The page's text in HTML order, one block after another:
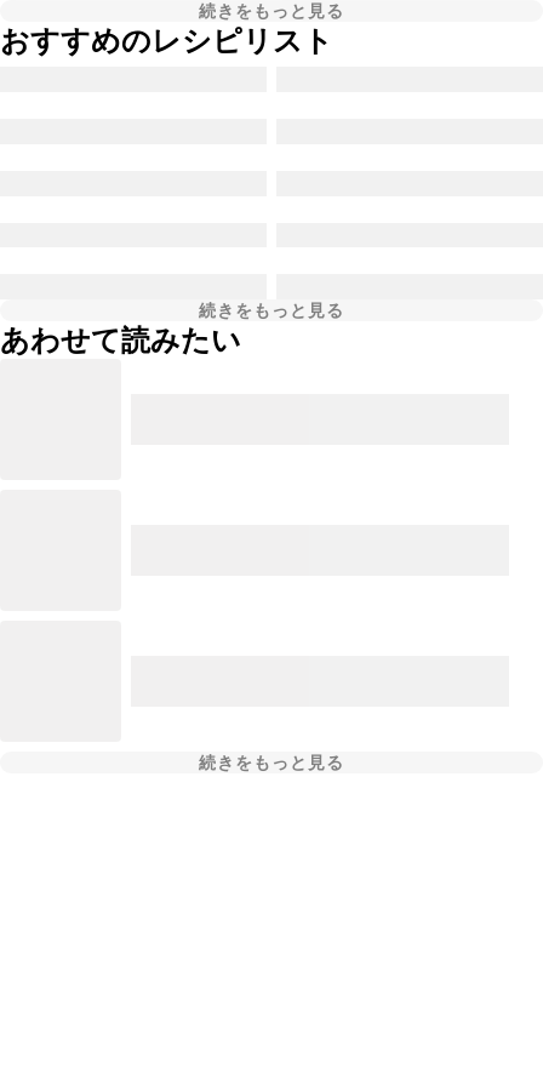
続きをもっと見る
おすすめのレシピリスト
続きをもっと見る
あわせて読みたい
続きをもっと見る